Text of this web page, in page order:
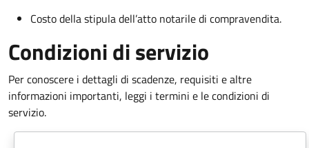
Costo della stipula dell’atto notarile di compravendita.
Condizioni di servizio
Per conoscere i dettagli di scadenze, requisiti e altre
informazioni importanti, leggi i termini e le condizioni di
servizio.
Document